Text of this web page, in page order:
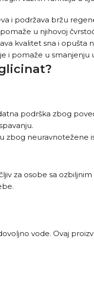
i podržava bržu
u njihovoj
kvalitet sna i opušta
i pomaže u smanjenju
podrška zbog
zbog neuravnotežene
za osobe sa
vode. Ovaj